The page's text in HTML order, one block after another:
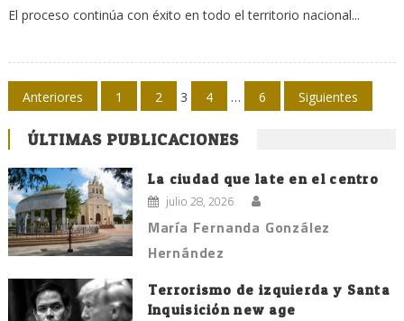
El proceso continúa con éxito en todo el territorio nacional...
Navegación
de
entradas
Anteriores 1 2 3 4 … 6 Siguientes
ÚLTIMAS PUBLICACIONES
La ciudad que late en el centro
julio 28, 2026
María Fernanda González
Hernández
Terrorismo de izquierda y Santa
Inquisición new age